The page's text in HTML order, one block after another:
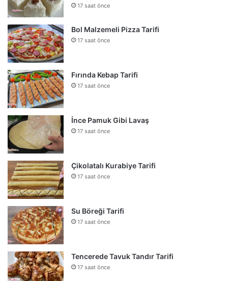
17 saat önce
Bol Malzemeli Pizza Tarifi
17 saat önce
Fırında Kebap Tarifi
17 saat önce
İnce Pamuk Gibi Lavaş
17 saat önce
Çikolatalı Kurabiye Tarifi
17 saat önce
Su Böreği Tarifi
17 saat önce
Tencerede Tavuk Tandır Tarifi
17 saat önce